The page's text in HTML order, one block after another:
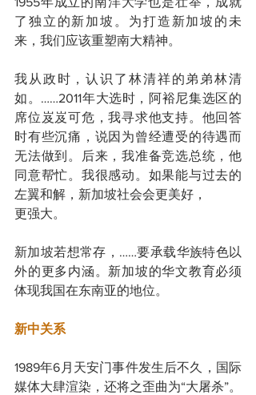
了独立的新加坡。为打造新加坡的未
来，我们应该重塑南大精神。
我从政时，认识了林清祥的弟弟林清
如。……2011年大选时，阿裕尼集选区的
席位岌岌可危，我寻求他支持。他回答
时有些沉痛，说因为曾经遭受的待遇而
无法做到。后来，我准备竞选总统，他
同意帮忙。我很感动。如果能与过去的
左翼和解，新加坡社会会更美好，
更强大。
新加坡若想常存，……要承载华族特色以
外的更多内涵。新加坡的华文教育必须
体现我国在东南亚的地位。
新中关系
1989年6月天安门事件发生后不久，国际
媒体大肆渲染，还将之歪曲为“大屠杀”。